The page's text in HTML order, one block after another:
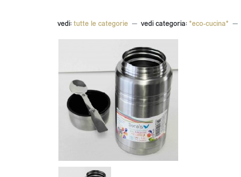
vedi: tutte le categorie vedi categoria: *eco-cucina*